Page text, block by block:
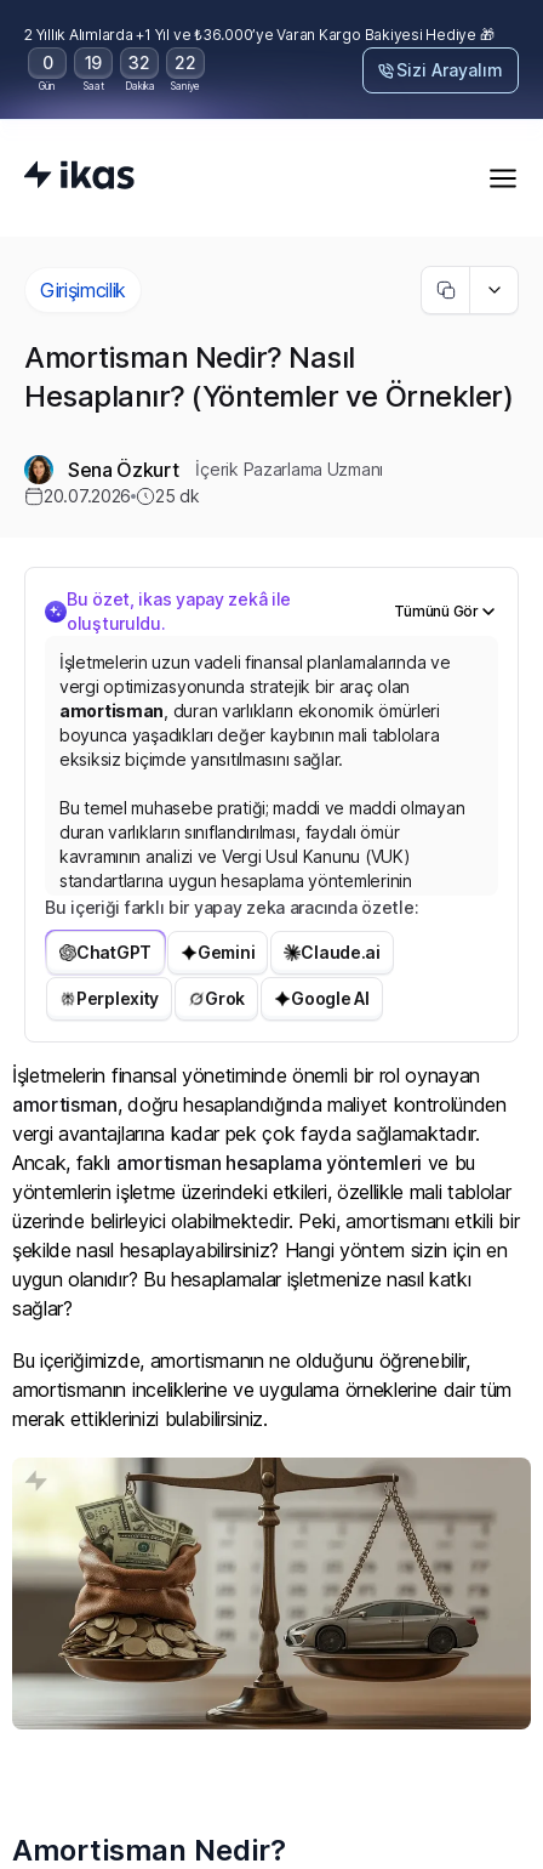
2 Yıllık Alımlarda +1 Yıl ve ₺36.000’ye Varan Kargo Bakiyesi Hediye 🎁
0
Gün
19
Saat
32
Dakika
21
Saniye
Sizi Arayalım
Girişimcilik
Amortisman Nedir? Nasıl
Hesaplanır? (Yöntemler ve Örnekler)
Sena Özkurt
İçerik Pazarlama Uzmanı
20.07.2026
25 dk
Bu özet, ikas yapay zekâ ile
oluşturuldu.
Tümünü Gör
İşletmelerin uzun vadeli finansal planlamalarında ve
vergi optimizasyonunda stratejik bir araç olan
amortisman , duran varlıkların ekonomik ömürleri
boyunca yaşadıkları değer kaybının mali tablolara
eksiksiz biçimde yansıtılmasını sağlar.
Bu temel muhasebe pratiği; maddi ve maddi olmayan
duran varlıkların sınıflandırılması, faydalı ömür
kavramının analizi ve Vergi Usul Kanunu (VUK)
standartlarına uygun hesaplama yöntemlerinin
belirlenmesi gibi birbirini destekleyen operasyonel
süreçlerden oluşur. Süreç kapsamında işletmeler,
varlıkların türüne ve kullanım senaryolarına göre normal
(doğrusal) amortisman, azalan bakiy
Bu içeriği farklı bir yapay zeka aracında özetle:
ChatGPT Gemini Claude.ai
Perplexity Grok Google AI
İşletmelerin finansal yönetiminde önemli bir rol oynayan
amortisman, doğru hesaplandığında maliyet kontrolünden
vergi avantajlarına kadar pek çok fayda sağlamaktadır.
Ancak, faklı amortisman hesaplama yöntemleri ve bu
yöntemlerin işletme üzerindeki etkileri, özellikle mali tablolar
üzerinde belirleyici olabilmektedir. Peki, amortismanı etkili bir
şekilde nasıl hesaplayabilirsiniz? Hangi yöntem sizin için en
uygun olanıdır? Bu hesaplamalar işletmenize nasıl katkı
sağlar?
Bu içeriğimizde, amortismanın ne olduğunu öğrenebilir,
amortismanın inceliklerine ve uygulama örneklerine dair tüm
merak ettiklerinizi bulabilirsiniz.
Amortisman Nedir?